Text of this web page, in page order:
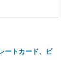
ートカード、ビ